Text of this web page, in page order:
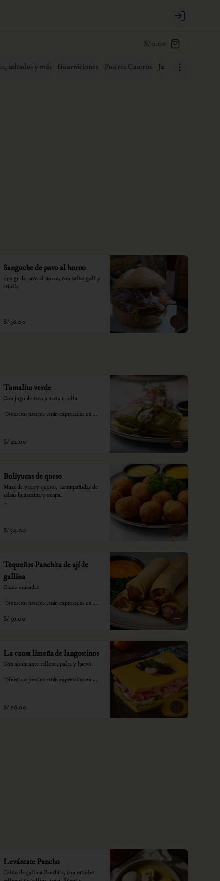
Login
S/ 0.00
saltados y más Guarniciones Postres Caseros Jaranas familiares
Sanguche de pavo al horno
250 gr de pavo al horno, con salsas golf y
criolla
S/ 36.00
Tamalito verde
Con jugo de seco y sarza criolla.
*Nuestros precios están expresados en
S/ 22.00
Boliyucas de queso
Masa de yuca y quesos,  acompañadas de
salsas huancaína y ocopa.
recargo al consumo.
S/ 34.00
Tequeños Panchita de ají de
gallina
Cinco unidades
*Nuestros precios están expresados en
recargo al consumo.
S/ 39.00
La causa limeña de langostinos
Con abundante relleno, palta y huevo.
*Nuestros precios están expresados en
S/ 56.00
Levántate Pancho
Caldo de gallina Panchita, con ravioles